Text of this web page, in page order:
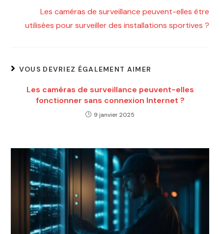
Les caméras de surveillance peuvent-elles être
utilisées pour surveiller des installations sportives ?
VOUS DEVRIEZ ÉGALEMENT AIMER
Les caméras de surveillance peuvent-elles
fonctionner sans connexion Internet ?
9 janvier 2025